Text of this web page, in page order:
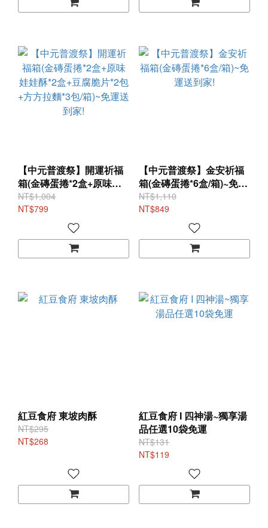
【中元普渡祭】開運祈福
箱(金磚蛋捲*2盒+原味娃
娃酥*2盒+豆腐脆片*2包
+方方拉麵*3包/箱)~免運送
NT$1,004
NT$799
【中元普渡祭】金安祈福
箱(金磚蛋捲*6盒/箱)~免運
送到家!
NT$1,110
NT$849
紅豆食府 東坡肉酥
NT$295
NT$268
紅豆食府 I 四神湯~獨享湯
品任選10袋免運
NT$131
NT$119